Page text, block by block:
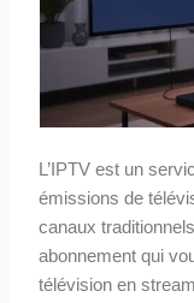
L’IPTV est un
émissions de
canaux
abonnement qui
télévision en